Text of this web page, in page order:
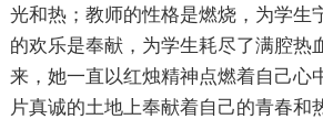
光和热；教师的性格是燃烧，为学生
的欢乐是奉献，为学生耗尽了满腔热
来，她一直以红烛精神点燃着自己心
片真诚的土地上奉献着自己的青春和